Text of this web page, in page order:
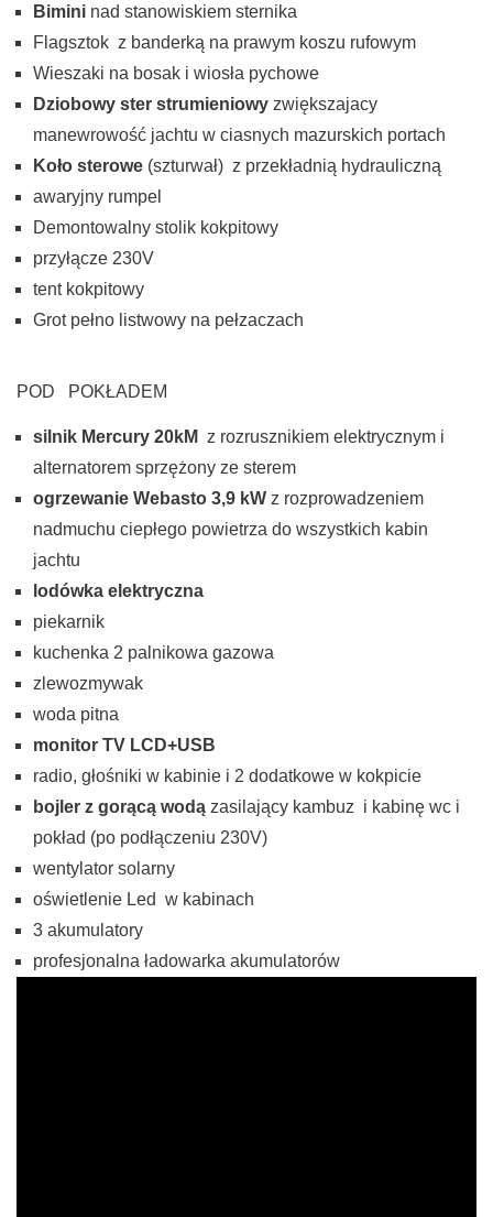
Bimini nad stanowiskiem sternika
Flagsztok z banderką na prawym koszu rufowym
Wieszaki na bosak i wiosła pychowe
Dziobowy ster strumieniowy zwiększajacy
manewrowość jachtu w ciasnych mazurskich portach
Koło sterowe (szturwał) z przekładnią hydrauliczną
awaryjny rumpel
Demontowalny stolik kokpitowy
przyłącze 230V
tent kokpitowy
Grot pełno listwowy na pełzaczach
POD POKŁADEM
silnik Mercury 20kM
z rozrusznikiem elektrycznym i
alternatorem sprzężony ze sterem
ogrzewanie Webasto 3,9 kW z rozprowadzeniem
nadmuchu ciepłego powietrza do wszystkich kabin
jachtu
lodówka elektryczna
piekarnik
kuchenka 2 palnikowa gazowa
zlewozmywak
woda pitna
monitor TV LCD+USB
radio, głośniki w kabinie i 2 dodatkowe w kokpicie
bojler z gorącą wodą zasilający kambuz i kabinę wc i
pokład (po podłączeniu 230V)
wentylator solarny
oświetlenie Led w kabinach
3 akumulatory
profesjonalna ładowarka akumulatorów